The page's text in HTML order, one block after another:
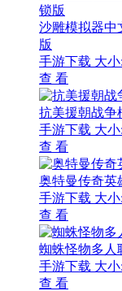
沙雕模拟器中
版
手游下载 大
查 看
抗美援朝战争
手游下载 大
查 看
奥特曼传奇英
手游下载 大
查 看
蜘蛛怪物多人
手游下载 大
查 看